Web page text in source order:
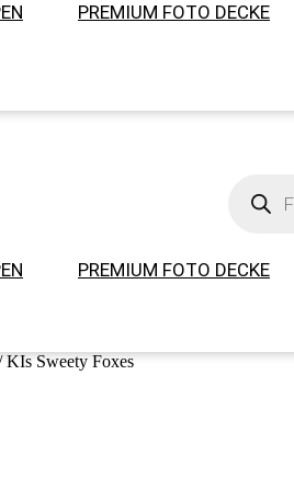
PREMIUM FOTO DECKE
search
PREMIUM FOTO DECKE
Sweety Foxes